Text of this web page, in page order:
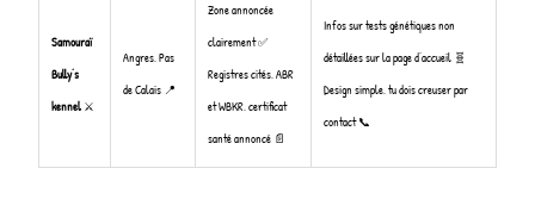
Samouraï
Bully’s
kennel ⚔️
Angres, Pas
de Calais 📍
Zone annoncée
clairement ✅
Registres cités, ABR
et WBKR, certificat
santé annoncé 📄
Infos sur tests génétiques non
détaillées sur la page d’accueil 🧬
Design simple, tu dois creuser par
contact 📞